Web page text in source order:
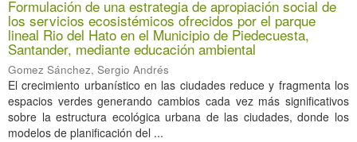
Formulación de una estrategia de apropiación social de
los servicios ecosistémicos ofrecidos por el parque
lineal Rio del Hato en el Municipio de Piedecuesta,
Santander, mediante educación ambiental
Gomez Sánchez, Sergio Andrés
El crecimiento urbanístico en las ciudades reduce y fragmenta los
espacios verdes generando cambios cada vez más significativos
sobre la estructura ecológica urbana de las ciudades, donde los
modelos de planificación del ...